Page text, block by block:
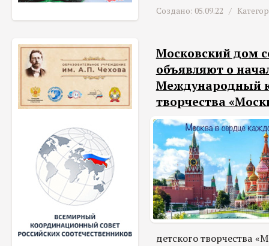
Создано: 05.09.22 /
Московский дом
объявляют о
Международный
творчества
детского творчества